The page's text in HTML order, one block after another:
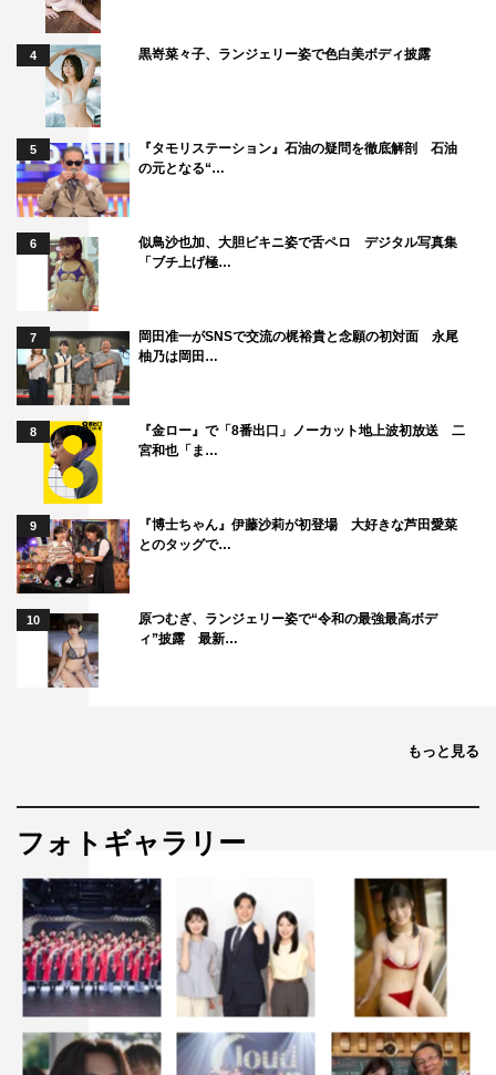
広末涼子
4 黒嵜菜々子、ランジェリー姿で色白美ボディ披露
5
『タモリステーション』石油の疑問を徹底解剖 石油
の元となる“…
6
似鳥沙也加、大胆ビキニ姿で舌ペロ デジタル写真集
「ブチ上げ極…
7
岡田准一がSNSで交流の梶裕貴と念願の初対面 永尾
柚乃は岡田…
8
『金ロー』で「8番出口」ノーカット地上波初放送 二
宮和也「ま…
9
『博士ちゃん』伊藤沙莉が初登場 大好きな芦田愛菜
とのタッグで…
10
原つむぎ、ランジェリー姿で“令和の最強最高ボデ
ィ”披露 最新…
もっと見る
フォトギャラリー